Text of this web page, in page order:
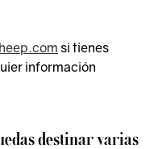
si tienes
información
destinar varias